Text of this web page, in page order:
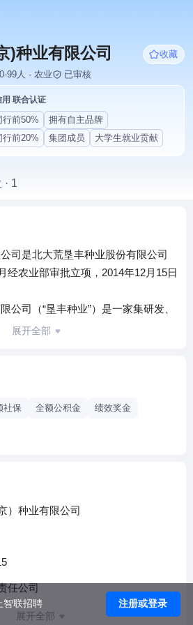
)种业有限公司
收藏
99人 · 农业
已审核
联合认证
行前50%
拥有自主品牌
行前20%
集团成员 大学生就业贡献
· 1
司是北大荒垦丰种业股份有限公司
经农业部审批立项，2014年12月15日
公司（“垦丰种业”）是一家集研发、
和进出口业务于一体，具有完整产
体化”企业、农业部重点实验室、院
“垦丰”商标被认定为中国驰名商标。
丰种业丰富的市场经验及其种业营
持续的育种研发投入以及完善的技
念助力广大种植者增产增收，为中
出贡献。
展开全部
社保 全额公积金
绩效奖金
）种业有限公司
任公司
展开全部
智联招聘 注册或登录